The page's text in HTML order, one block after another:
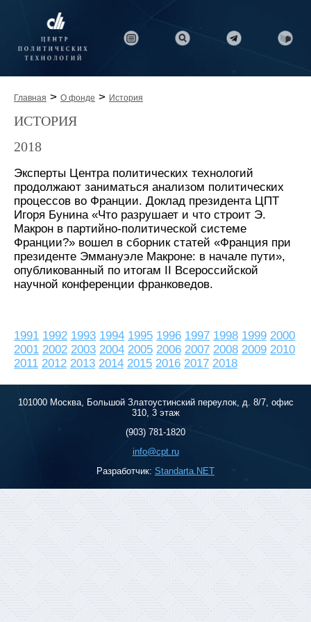
Главная > О фонде > История
ИСТОРИЯ
2018
Эксперты Центра политических технологий
продолжают заниматься анализом политических
процессов во Франции. Доклад президента ЦПТ
Игоря Бунина «Что разрушает и что строит Э.
Макрон в партийно-политической системе
Франции?» вошел в сборник статей «Франция при
президенте Эммануэле Макроне: в начале пути»,
опубликованный по итогам II Всероссийской
научной конференции франковедов.
1991 1992 1993 1994 1995 1996 1997 1998 1999 2000
2001 2002 2003 2004 2005 2006 2007 2008 2009 2010
2011 2012 2013 2014 2015 2016 2017 2018
101000 Москва, Большой Златоустинский переулок, д. 8/7, офис
310, 3 этаж
(903) 781-1820
info@cpt.ru
Разработчик: Standarta.NET